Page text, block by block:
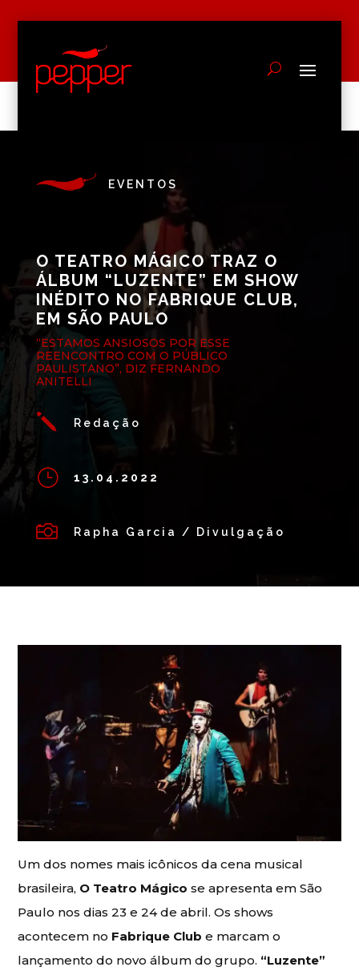
EVENTOS
O TEATRO MÁGICO TRAZ O
ÁLBUM “LUZENTE” EM SHOW
INÉDITO NO FABRIQUE CLUB,
EM SÃO PAULO
“ESTAMOS ANSIOSOS POR ESSE
REENCONTRO COM O PÚBLICO
PAULISTANO”, DIZ FERNANDO
ANITELLI
j Redação
} 13.04.2022
 Rapha Garcia / Divulgação
Um dos nomes mais icônicos da cena musical
brasileira, O Teatro Mágico se apresenta em São
Paulo nos dias 23 e 24 de abril. Os shows
acontecem no Fabrique Club e marcam o
lançamento do novo álbum do grupo. “Luzente”